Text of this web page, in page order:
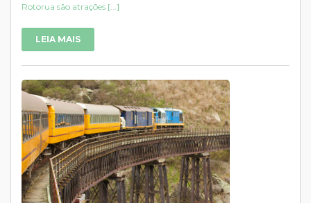
Rotorua são atrações [...]
LEIA MAIS